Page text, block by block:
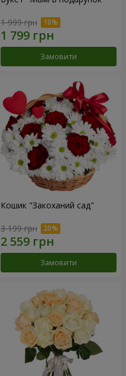
1 999 грн
Замовити
Кошик "Закоханий сад"
3 199 грн
Замовити